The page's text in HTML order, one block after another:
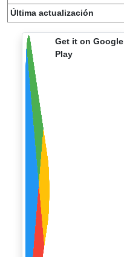
Última actualización
Get it on Google
Play